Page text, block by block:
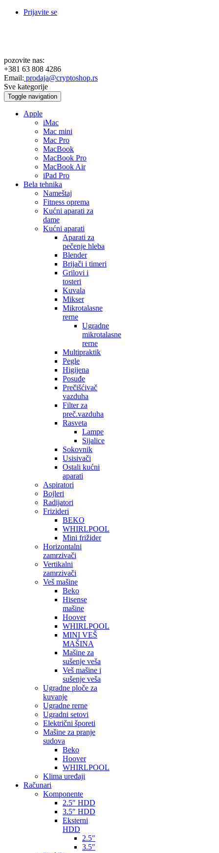
Prijavite se
pozovite nas:
+381 63 808 4286
Email: prodaja@cryptoshop.rs
Sve kategorije
Toggle navigation
Apple
iMac
Mac mini
Mac Pro
MacBook
MacBook Pro
MacBook Air
iPad Pro
Bela tehnika
Nameštaj
Fitness oprema
Kućni aparati za
dame
Kućni aparati
Aparati za
pečenje hleba
Blender
Brijači i timeri
Grilovi i
tosteri
Kuvala
Mikser
Mikrotalasne
rerne
Ugradne
mikrotalasne
rerne
Multipraktik
Pegle
Higijena
Posuđe
Prečišćivač
vazduha
Filter za
preč.vazduha
Rasveta
Lampe
Sijalice
Sokovnik
Usisivači
Ostali kućni
aparati
Aspiratori
Bojleri
Radijatori
Frizideri
BEKO
WHIRLPOOL
Mini frižider
Horizontalni
zamrzivači
Vertikalni
zamrzivači
Veš mašine
Beko
Hisense
mašine
Hoover
WHIRLPOOL
MINI VEŠ
MAŠINA
Mašine za
sušenje veša
Veš mašine i
sušenje veša
Ugradne ploče za
kuvanje
Ugradne rerne
Ugradni setovi
Električni šporeti
Mašine za pranje
sudova
Beko
Hoover
WHIRLPOOL
Klima uređaji
Računari
Komponente
2.5″ HDD
3.5″ HDD
Eksterni
HDD
2.5″
3.5″